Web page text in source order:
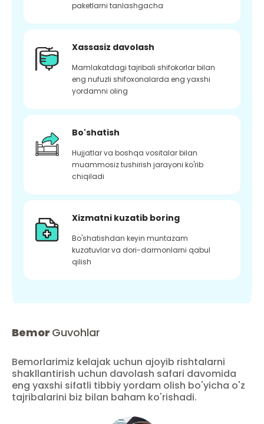
paketlarni tanlashgacha
Xassasiz davolash
Mamlakatdagi tajribali shifokorlar bilan
eng nufuzli shifoxonalarda eng yaxshi
yordamni oling
Bo'shatish
Hujjatlar va boshqa vositalar bilan
muammosiz tushirish jarayoni ko'rib
chiqiladi
Xizmatni kuzatib boring
Bo'shatishdan keyin muntazam
kuzatuvlar va dori-darmonlarni qabul
qilish
Bemor Guvohlar
Bemorlarimiz kelajak uchun ajoyib rishtalarni
shakllantirish uchun davolash safari davomida
eng yaxshi sifatli tibbiy yordam olish bo'yicha o'z
tajribalarini biz bilan baham ko'rishadi.